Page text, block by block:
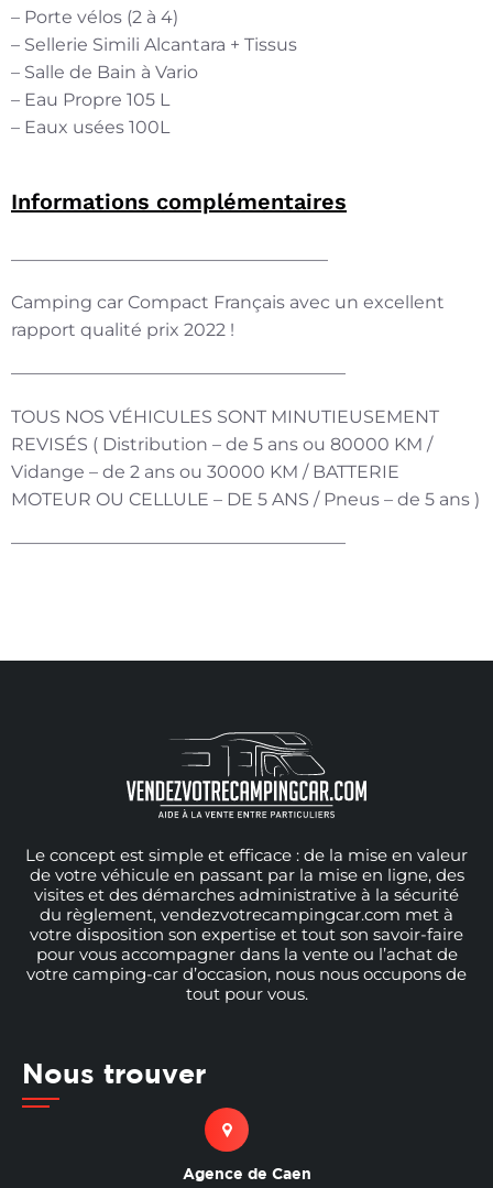
– Porte vélos (2 à 4)
– Sellerie Simili Alcantara + Tissus
– Salle de Bain à Vario
– Eau Propre 105 L
– Eaux usées 100L
Informations complémentaires
——————————————————
Camping car Compact Français avec un excellent
rapport qualité prix 2022 !
———————————————————
TOUS NOS VÉHICULES SONT MINUTIEUSEMENT
REVISÉS ( Distribution – de 5 ans ou 80000 KM /
Vidange – de 2 ans ou 30000 KM / BATTERIE
MOTEUR OU CELLULE – DE 5 ANS / Pneus – de 5 ans )
———————————————————
Le concept est simple et efficace : de la mise en valeur
de votre véhicule en passant par la mise en ligne, des
visites et des démarches administrative à la sécurité
du règlement, vendezvotrecampingcar.com met à
votre disposition son expertise et tout son savoir-faire
pour vous accompagner dans la vente ou l’achat de
votre camping-car d’occasion, nous nous occupons de
tout pour vous.
Nous trouver
Agence de Caen